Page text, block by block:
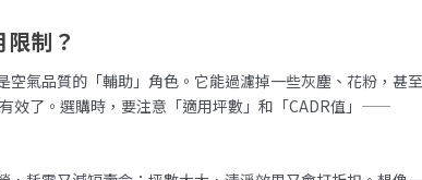
制？
氣品質的「輔助」角色。它能過濾掉一些灰塵、花粉，甚
效了。選購時，要注意「適用坪數」和「CADR值」——